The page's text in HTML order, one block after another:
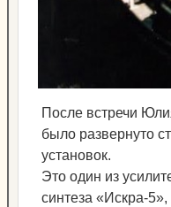
После встречи
было развернуто
установок.
Это один из
синтеза «Искра-